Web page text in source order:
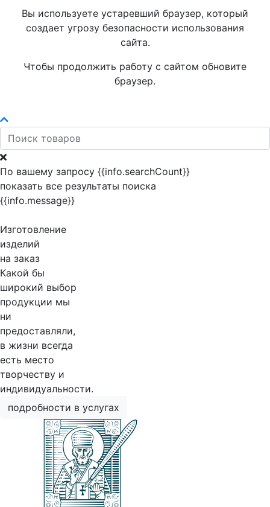
Вы используете устаревший браузер, который
создает угрозу безопасности использования
сайта.
Чтобы продолжить работу с сайтом обновите
браузер.
По вашему запросу {{info.searchCount}}
показать все результаты поиска
{{info.message}}
Изготовление
изделий
на заказ
Какой бы
широкий выбор
продукции мы
ни
предоставляли,
в жизни всегда
есть место
творчеству и
индивидуальности.
подробности в услугах